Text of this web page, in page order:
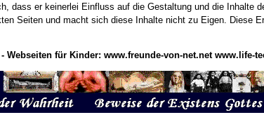
dass er keinerlei Einfluss auf die Gestaltung und die Inhalte
Seiten und macht sich diese Inhalte nicht zu Eigen.
Diese
Webseiten für Kinder: www.freunde-von-net.net www.life-